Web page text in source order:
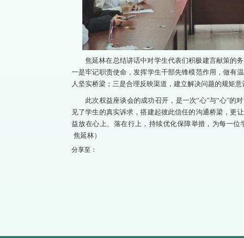
焦延林在总结讲话中对学生代表们积极建言献策的
一是牢记职责使命，发挥学生干部先锋模范作用，做有
人坚实桥梁；三是合理反映渠道，建立解决问题的规矩意
此次权益座谈会的成功召开，是一次“心”与“心”
见了学生的真实诉求，搭建起彼此信任的沟通桥梁，更
益放在心上、落在行上，持续优化保障举措，为每一
焦延林）
分享至：